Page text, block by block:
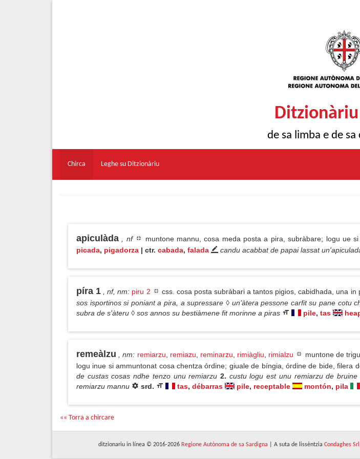
de sa limba e de
Chirca Leghe su Ditzionàriu
apiculàda , nf muntone mannu, cosa meda posta a pira, subràbare; logu ue
picada, pigadorza | ctr. cabada, falada candu acabbat de papai lassat
píra 1 , nf, nm: piru 2 css. cosa posta subràbari a tantos pigios, cabidhada, una in
sos isportinos si poniant a pira, a supressare ◊ un’àtera pessone carfit su pane
subra de s'àteru ◊ sos annos su bestiàmene fit morinne a piras
pile, tas
remeàlzu , nm: remiarzu remiazu reminarzu rimiàgliu rimialzu
muntone de
logu inue si ammuntonat cosa chentza órdine; giuale de bíngia, órdine de bide, filera
de custas cosas ndhe tenzo unu remiarzu 2. custu logu est unu remiarzu de
remiarzu mannu
srd. tas, débarras pile, receptable montón, pila
«« Torra a chircare
ditzionariu in línea © 2016-2026 Regione Autònoma de sa Sardigna | A suta de lissèntzia Condaghes Srl